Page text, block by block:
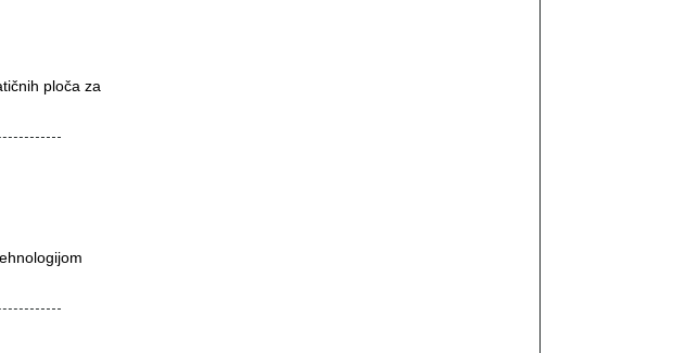
ploča za